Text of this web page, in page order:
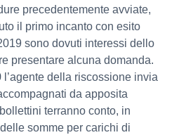
precedentemente avviate,
il primo incanto con esito
sono dovuti interessi dello
presentare alcuna domanda.
l’agente della riscossione invia
da apposita
terranno conto, in
somme per carichi di